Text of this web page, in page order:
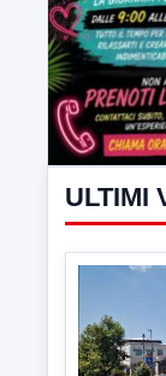
ULTIMI